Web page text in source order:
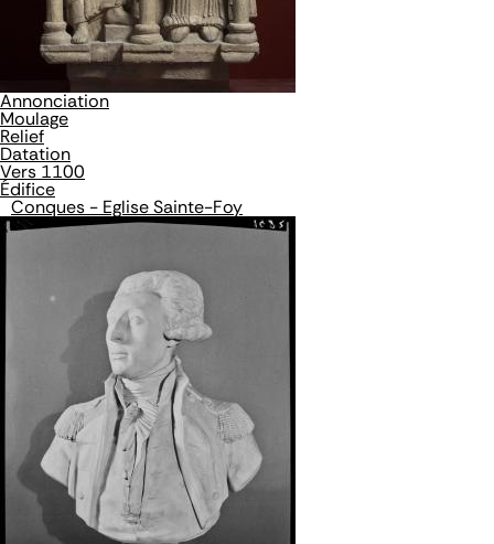
Annonciation
Moulage
Relief
Datation
Vers 1100
Édifice
Conques - Eglise Sainte-Foy